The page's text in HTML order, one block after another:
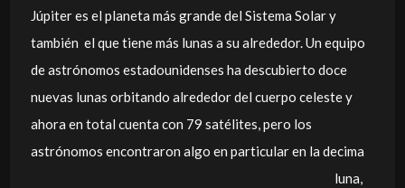
Júpiter es el planeta más grande del Sistema Solar y
también el que tiene más lunas a su alrededor. Un equipo
de astrónomos estadounidenses ha descubierto doce
nuevas lunas orbitando alrededor del cuerpo celeste y
ahora en total cuenta con 79 satélites, pero los
astrónomos encontraron algo en particular en la decima
luna,